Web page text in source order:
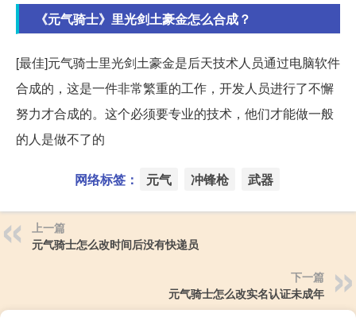
《元气骑士》里光剑土豪金怎么合成？
[最佳]元气骑士里光剑土豪金是后天技术人员通过电脑软件
合成的，这是一件非常繁重的工作，开发人员进行了不懈
努力才合成的。这个必须要专业的技术，他们才能做一般
的人是做不了的
网络标签： 元气 冲锋枪 武器
上一篇
元气骑士怎么改时间后没有快递员
下一篇
元气骑士怎么改实名认证未成年